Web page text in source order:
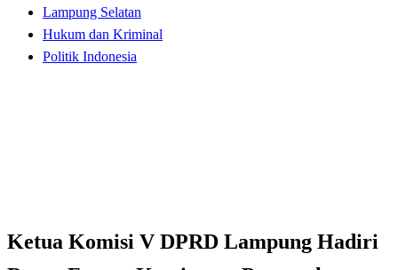
Lampung Selatan
Hukum dan Kriminal
Politik Indonesia
Ketua Komisi V DPRD Lampung Hadiri